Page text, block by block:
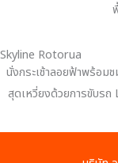
Skyline Rotorua
นั่งกระเช้าลอยฟ้าพร้อม
สุดเหวี่ยงด้วยการขับรถ